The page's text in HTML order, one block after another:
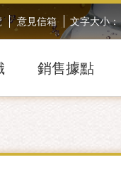
文字大小：
意見信箱
銷售據點